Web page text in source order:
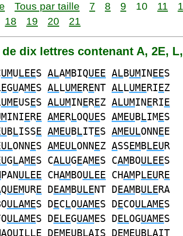
Tous par taille 7 8 9 10 11
18 19 20 21
dix lettres contenant A, 2E,
UMULEES ALAMBIQUEE ALBUMINEES
EGUAMES ALLUMERENT ALLUMERIEZ
UMEUSES ALUMINEREZ ALUMINERIE
INIERE AMERLOQUES AMEUBLIMES
BLISSE AMEUBLITES AMEULONNEE
ONNES AMEULONNEZ ASSEMBLEUR
GLAMES CALUGEAMES CAMBOULEES
PANULEE CHAMBOULEE CHAMPLEURE
QUEMURE DEAMBULENT DEAMBULERA
ULAMES DECLOUAMES DECOULAMES
ULAMES DELEGUAMES DELOGUAMES
QUILLE DEMEUBLAIS DEMEUBLAIT